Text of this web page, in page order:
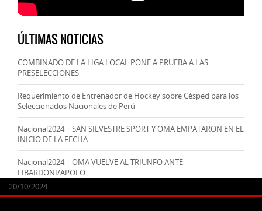
ÚLTIMAS NOTICIAS
COMBINADO DE LA LIGA LOCAL PONE A PRUEBA A LAS
PRESELECCIONES
24/09/2025
Requerimiento de Entrenador de Hockey sobre Césped para los
Seleccionados Nacionales de Perú
07/11/2024
Nacional2024 | SAN SILVESTRE SPORT Y OMA EMPATARON EN EL
INICIO DE LA FECHA
20/10/2024
Nacional2024 | OMA VUELVE AL TRIUNFO ANTE
LIBARDONI/APOLO
20/10/2024